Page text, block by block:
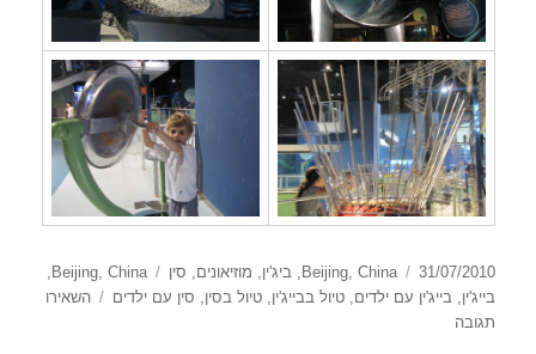
פורסם
בתאריך
31/07/2010 קטגוריותBeijing, China
,ביג'ין, מוזיאונים, סין תגיות Beijing, China
,
בייג'ין,בייג'ין עם ילדים,טיול בבייג'ין,טיול בסין, סין עם ילדים
השאירו
תגובה